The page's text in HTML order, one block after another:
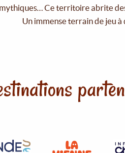
Ce territoire abrite
Un immense terrain de jeu